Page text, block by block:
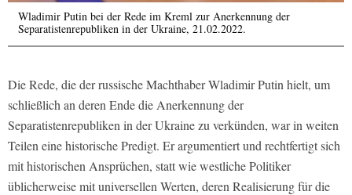
Wladimir Putin bei der Rede im Kreml zur Anerkennung der
Separatistenrepubliken in der Ukraine, 21.02.2022.
Die Rede, die der russische Machthaber Wladimir Putin hielt, um
schließlich an deren Ende die Anerkennung der
Separatistenrepubliken in der Ukraine zu verkünden, war in weiten
Teilen eine historische Predigt. Er argumentiert und rechtfertigt sich
mit historischen Ansprüchen, statt wie westliche Politiker
üblicherweise mit universellen Werten, deren Realisierung für die